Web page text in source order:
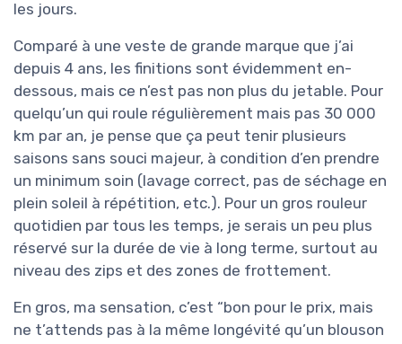
les jours.
Comparé à une veste de grande marque que j’ai
depuis 4 ans, les finitions sont évidemment en-
dessous, mais ce n’est pas non plus du jetable. Pour
quelqu’un qui roule régulièrement mais pas 30 000
km par an, je pense que ça peut tenir plusieurs
saisons sans souci majeur, à condition d’en prendre
un minimum soin (lavage correct, pas de séchage en
plein soleil à répétition, etc.). Pour un gros rouleur
quotidien par tous les temps, je serais un peu plus
réservé sur la durée de vie à long terme, surtout au
niveau des zips et des zones de frottement.
En gros, ma sensation, c’est “bon pour le prix, mais
ne t’attends pas à la même longévité qu’un blouson